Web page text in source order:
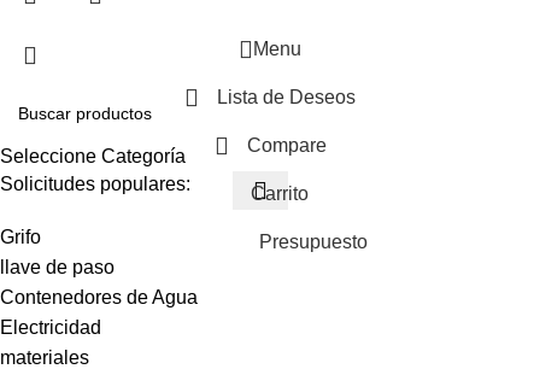
Seleccione Categoría
Solicitudes populares:
Grifo
llave de paso
Contenedores de Agua
Electricidad
materiales
Menu
Lista de Deseos
Compare
Carrito
Presupuesto